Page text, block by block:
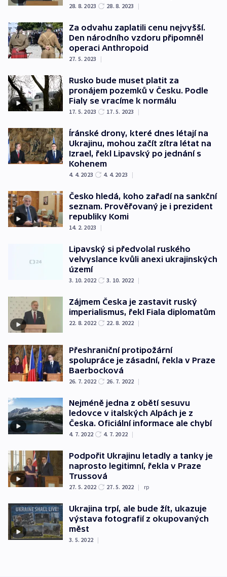
28. 8. 2023 28. 8. 2023 |
Za odvahu zaplatili cenu nejvyšší.
Den národního vzdoru připomněl
operaci Anthropoid
27. 5. 2023 |
Rusko bude muset platit za
pronájem pozemků v Česku. Podle
Fialy se vracíme k normálu
17. 5. 2023 17. 5. 2023 |
Íránské drony, které dnes létají na
Ukrajinu, mohou začít zítra létat na
Izrael, řekl Lipavský po jednání s
Kohenem
4. 4. 2023 4. 4. 2023 |
Česko hledá, koho zařadí na sankční
seznam. Prověřovaný je i prezident
republiky Komi
14. 2. 2023 |
Lipavský si předvolal ruského
velvyslance kvůli anexi ukrajinských
území
3. 10. 2022 3. 10. 2022 |
Zájmem Česka je zastavit ruský
imperialismus, řekl Fiala diplomatům
22. 8. 2022 22. 8. 2022 |
Přeshraniční protipožární
spolupráce je zásadní, řekla v Praze
Baerbocková
26. 7. 2022 26. 7. 2022 |
Nejméně jedna z obětí sesuvu
ledovce v italských Alpách je z
Česka. Oficiální informace ale chybí
4. 7. 2022 4. 7. 2022 |
Podpořit Ukrajinu letadly a tanky je
naprosto legitimní, řekla v Praze
Trussová
27. 5. 2022 27. 5. 2022 | rp
Ukrajina trpí, ale bude žít, ukazuje
výstava fotografií z okupovaných
měst
3. 5. 2022 |